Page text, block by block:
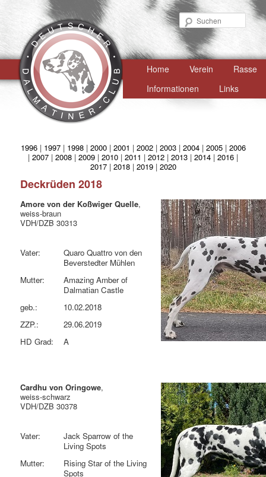
Hauptmenü
Zum
primären
Home Verein
Rasse
Informationen
Links
1996| 1997| 1998| 2000| 2001 | 2002| 2003| 2004| 2005| 2006
| 2007 | 2008 | 2009 | 2010 | 2011 | 2012 | 2013 | 2014 | 2016 |
2017| 2018| 2019| 2020
Deckrüden 2018
Amore von der Koßwiger Quelle,
weiss-braun
VDH/DZB 30313
Vater:
Quaro Quattro von den
Beverstedter Mühlen
Mutter:
Amazing Amber of
Dalmatian Castle
geb.:
10.02.2018
ZZP.:
29.06.2019
HD Grad:
A
Cardhu von Oringowe,
weiss-schwarz
VDH/DZB 30378
Vater:
Jack Sparrow of the
Living Spots
Mutter:
Rising Star of the Living
Spots